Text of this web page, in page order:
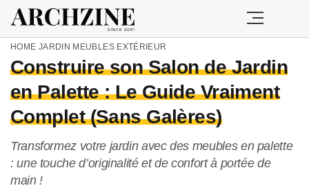
HOME JARDIN MEUBLES EXTÉRIEUR
Construire son Salon de Jardin
en Palette : Le Guide Vraiment
Complet (Sans Galères)
Transformez votre jardin avec des meubles en palette
: une touche d’originalité et de confort à portée de
main !